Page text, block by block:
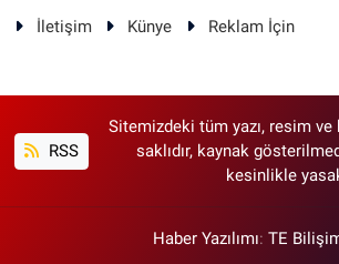
İletişim Künye Reklam İçin
RSS
Sitemizdeki tüm yazı, resim ve
saklıdır, kaynak
kesinlikle
Haber Yazılımı: TE